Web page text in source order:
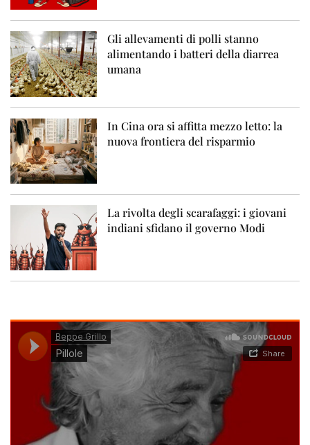
Gli allevamenti di polli stanno
alimentando i batteri della diarrea
umana
In Cina ora si affitta mezzo letto: la
nuova frontiera del risparmio
La rivolta degli scarafaggi: i giovani
indiani sfidano il governo Modi